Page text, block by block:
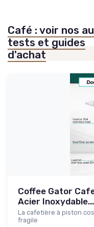
Café : voir nos
tests et guides
d'achat
Coffee Gator
Acier Inoxydable...
La cafetière à piston
fragile